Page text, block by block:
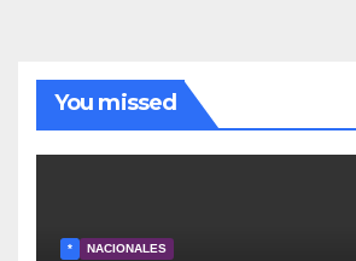
You missed
* NACIONALES